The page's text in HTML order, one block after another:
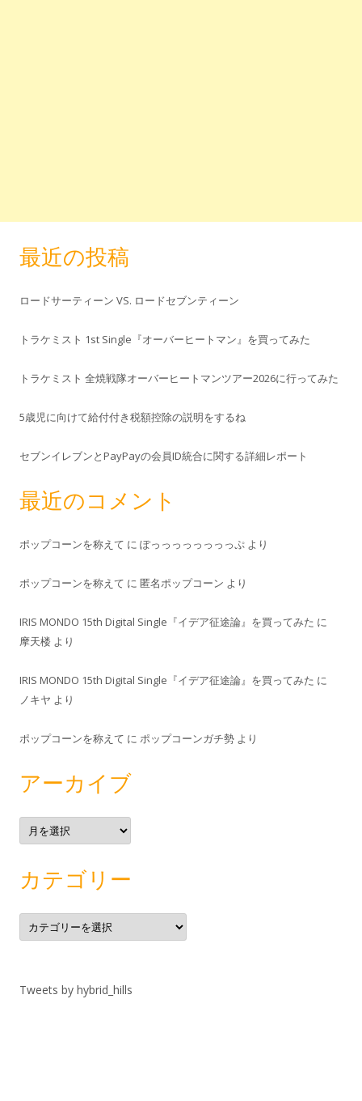
最近の投稿
ロードサーティーン VS. ロードセブンティーン
トラケミスト 1st Single『オーバーヒートマン』を買ってみた
トラケミスト 全焼戦隊オーバーヒートマンツアー2026に行ってみた
5歳児に向けて給付付き税額控除の説明をするね
セブンイレブンとPayPayの会員ID統合に関する詳細レポート
最近のコメント
ポップコーンを称えて に ぽっっっっっっっっぷ より
ポップコーンを称えて に 匿名ポップコーン より
IRIS MONDO 15th Digital Single『イデア征途論』を買ってみた に
摩天楼 より
IRIS MONDO 15th Digital Single『イデア征途論』を買ってみた に
ノキヤ より
ポップコーンを称えて に ポップコーンガチ勢 より
アーカイブ
ア
ー
カ
カテゴリー
カ
テ
ゴ
Tweets by hybrid_hills